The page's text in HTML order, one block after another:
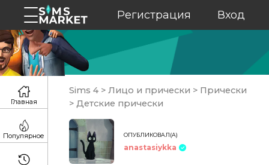
Регистрация Вход
Sims 4 > Лицо и прически > Прически
> Детские прически
ОПУБЛИКОВАЛ(А)
anastasiykka
Главная
Популярное